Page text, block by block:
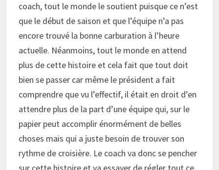
coach, tout le monde le soutient puisque ce n’est
que le début de saison et que l’équipe n’a pas
encore trouvé la bonne carburation à l’heure
actuelle. Néanmoins, tout le monde en attend
plus de cette histoire et cela fait que tout doit
bien se passer car même le président a fait
comprendre que vu l’effectif, il était en droit d’en
attendre plus de la part d’une équipe qui, sur le
papier peut accomplir énormément de belles
choses mais qui a juste besoin de trouver son
rythme de croisière. Le coach va donc se pencher